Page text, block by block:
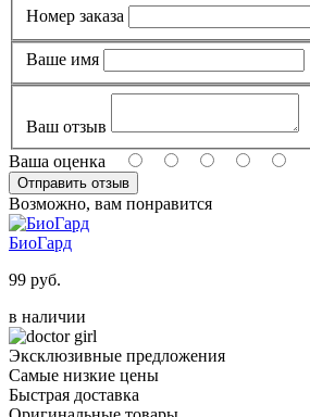
Номер заказа
Ваше имя
Ваш отзыв
Ваша оценка
Возможно, вам понравится
БиоГард
99 руб.
в наличии
Эксклюзивные предложения
Самые низкие цены
Быстрая доставка